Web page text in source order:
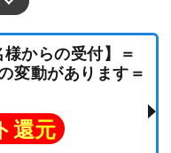
からの受付】＝
変動があります＝
還元